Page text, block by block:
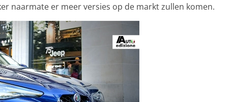
naarmate er meer versies op de markt zullen komen.